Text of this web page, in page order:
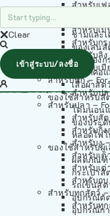
ทรายแม
ห้องน้ำสั
ชามและเ
ของเล่นสั
วัสดุรองก
ปลอกคอ
เสื้อผ้าสัต
ของใช้สำหรับสั
โดมนอน
ของประ
หลอดไฟ
ของใช้สำหรับผู้
ผลิตภัณฑ์
กระเป๋าสั
รถเข็นสัต
อุปกรณ์ตั
อุปกรณ์ก
สำหรับเฟ
สำหรับห
สำหรับเม่
สำหรับก
สำหรับลิ
สำหรับเมี
สำหรับนก – For
สำหรับปล
สำหรับปลา –
สำหรับสั
สำหรับกิ้ง
สำหรับงู
สำหรับเ
สำหรับเ
สำหรับกบ
สำหรับทุกสัตว์
สำหรับทุ
Clear
เข้าสู่ระบบ/ลงชื่อ